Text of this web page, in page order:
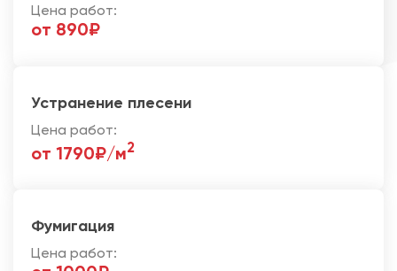
Цена работ:
от 890₽
Устранение плесени
Цена работ:
от 1790₽/м2
Фумигация
Цена работ: